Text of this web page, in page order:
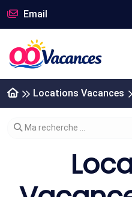
Email
Locations Vacances
Modifier votre recherche
Ma recherche ...